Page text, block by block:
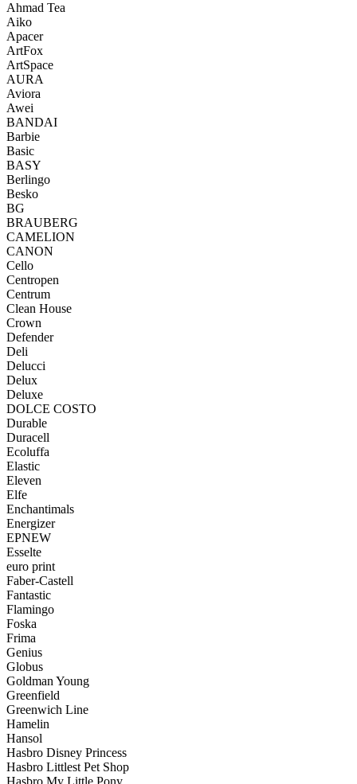
Ahmad Tea
Aiko
Apacer
ArtFox
ArtSpace
AURA
Aviora
Awei
BANDAI
Barbie
Basic
BASY
Berlingo
Besko
BG
BRAUBERG
CAMELION
CANON
Cello
Centropen
Centrum
Clean House
Crown
Defender
Deli
Delucci
Delux
Deluxe
DOLCE COSTO
Durable
Duracell
Ecoluffa
Elastic
Eleven
Elfe
Enchantimals
Energizer
EPNEW
Esselte
euro print
Faber-Castell
Fantastic
Flamingo
Foska
Frima
Genius
Globus
Goldman Young
Greenfield
Greenwich Line
Hamelin
Hansol
Hasbro Disney Princess
Hasbro Littlest Pet Shop
Hasbro My Little Pony